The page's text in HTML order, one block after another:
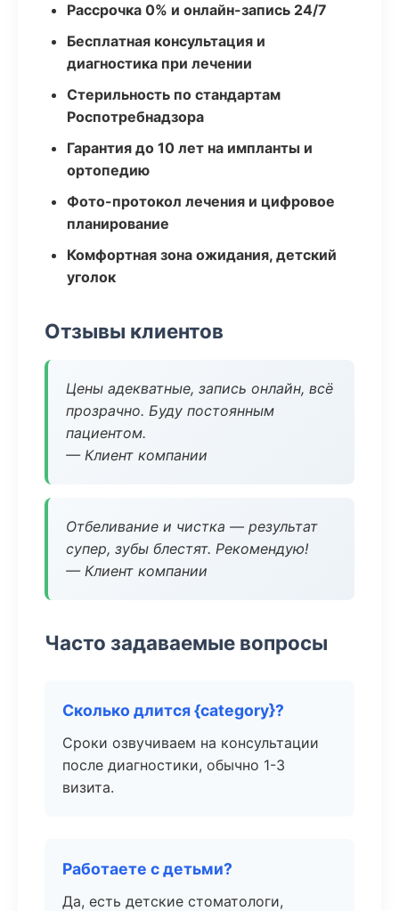
Рассрочка 0% и онлайн-запись 24/7
Бесплатная консультация и
диагностика при лечении
Стерильность по стандартам
Роспотребнадзора
Гарантия до 10 лет на импланты и
ортопедию
Фото-протокол лечения и цифровое
планирование
Комфортная зона ожидания, детский
уголок
Отзывы клиентов
Цены адекватные, запись онлайн, всё
прозрачно. Буду постоянным
пациентом.
— Клиент компании
Отбеливание и чистка — результат
супер, зубы блестят. Рекомендую!
— Клиент компании
Часто задаваемые вопросы
Сколько длится {category}?
Сроки озвучиваем на консультации
после диагностики, обычно 1-3
визита.
Работаете с детьми?
Да, есть детские стоматологи,